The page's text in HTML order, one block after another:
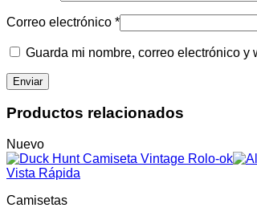
Correo electrónico *
Guarda mi nombre, correo electrónico
Productos relacionados
Nuevo
Vista Rápida
Camisetas